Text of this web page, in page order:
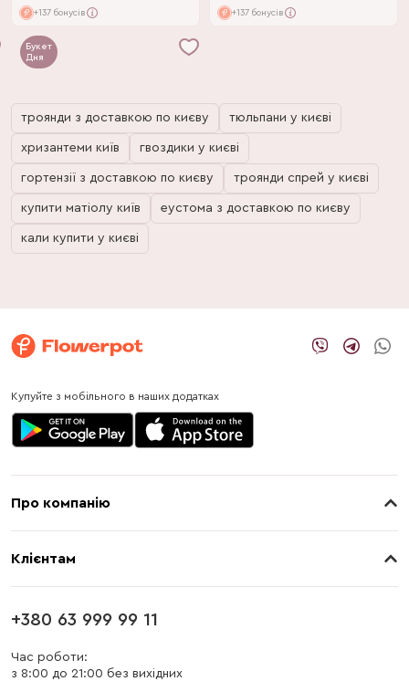
+137 бонусів
Букет
Дня
+137 бонусів
троянди з доставкою по києву тюльпани у києві
хризантеми київ гвоздики у києві
гортензії з доставкою по києву троянди спрей у києві
купити матіолу київ еустома з доставкою по києву
кали купити у києві
Купуйте з мобільного в наших додатках
Про компанію
Клієнтам
Оплата
Блог
+380 63 999 99 11
Час роботи:
з 8:00 до 21:00 без вихідних